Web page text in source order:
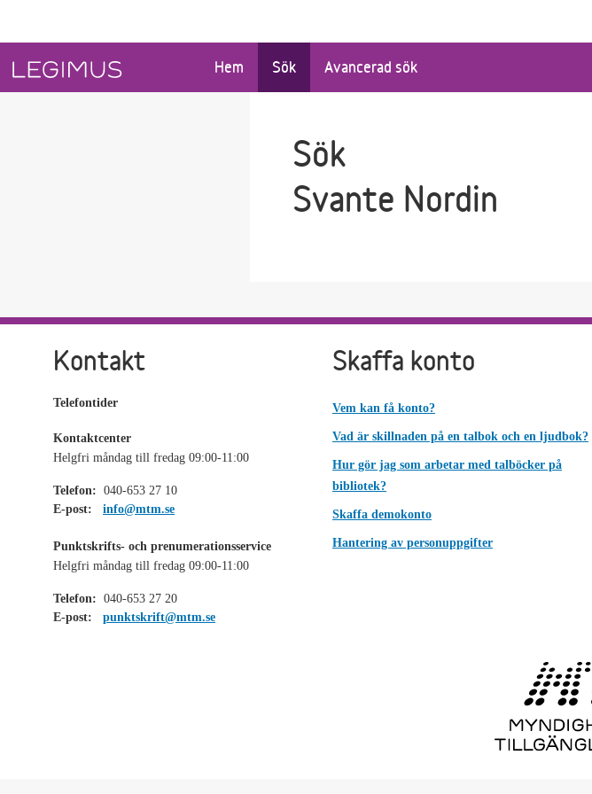
Hem Sök Avancerad sök
Sök
Svante Nordin
Kontakt
Telefontider
Kontaktcenter
Helgfri måndag till fredag 09:00-11:00
Telefon: 040-653 27 10
E-post:
info@mtm.se
Punktskrifts- och prenumerationsservice
Helgfri måndag till fredag 09:00-11:00
Telefon: 040-653 27 20
E-post:
punktskrift@mtm.se
Skaffa konto
Vem kan få konto?
Vad är skillnaden på en talbok och en ljudbok?
Hur gör jag som arbetar med talböcker på
bibliotek?
Skaffa demokonto
Hantering av personuppgifter